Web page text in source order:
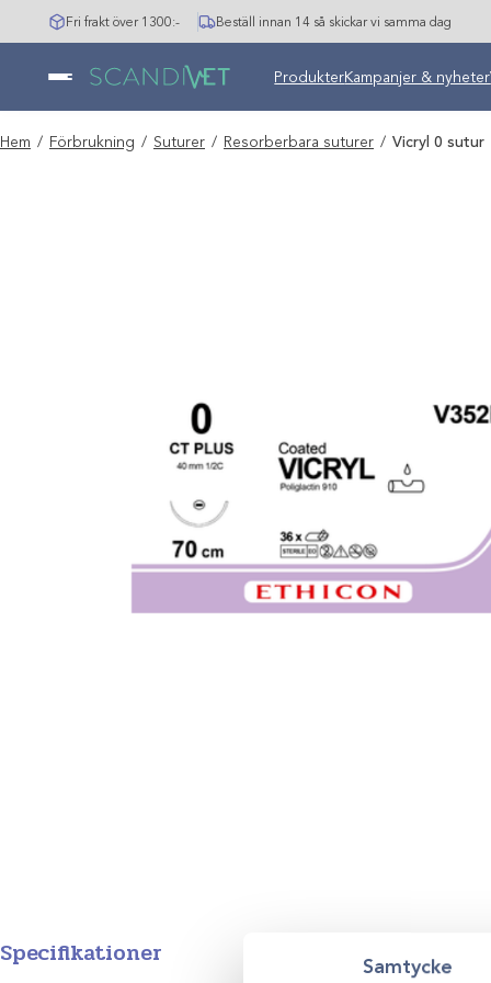
Samtycke
Hoppa
till
Fri frakt över 1300:- Beställ innan 14 så skickar vi samma dag
Undermeny stängd:
ProdukterKampanjer & nyheter
Hem / Förbrukning / Suturer / Resorberbara suturer / Vicryl 0 sutur
Specifikationer